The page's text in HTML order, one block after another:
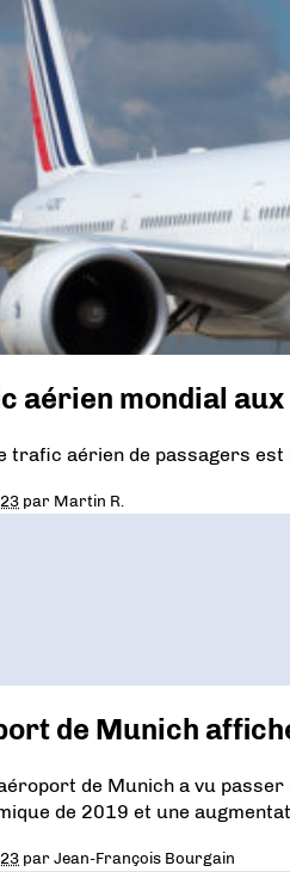
aérien mondial aux
trafic aérien de passagers est
par Martin R.
de Munich
de Munich a vu
de 2019 et une
parJean-François Bourgain